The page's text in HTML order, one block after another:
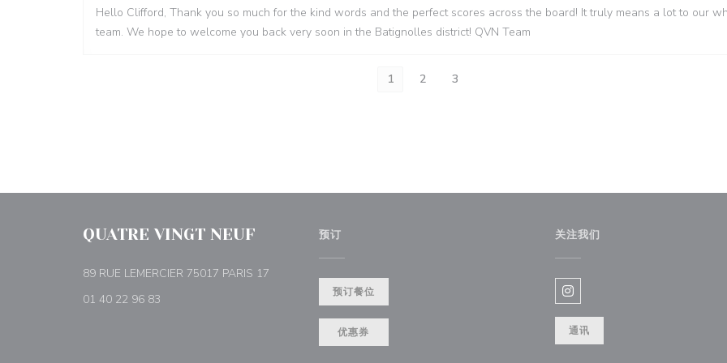
Hello Clifford, Thank you so much for the kind words and the perfect scores across the board! It truly means a lot to our
team. We hope to welcome you back very soon in the Batignolles district! QVN Team
1 2 3
QUATRE VINGT NEUF
89 RUE LEMERCIER 75017 PARIS 17
01 40 22 96 83
预订
预订餐位
优惠券
关注我们
Instagram ((在新窗口中打开))
通讯